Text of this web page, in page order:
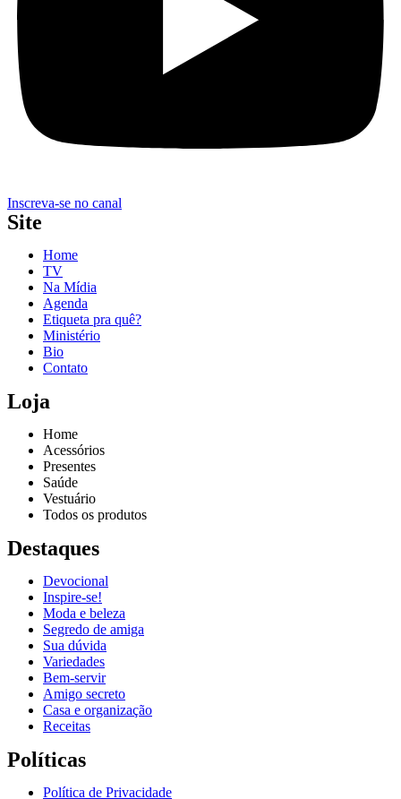
Inscreva-se no canal
Site
Home
TV
Na Mídia
Agenda
Etiqueta pra quê?
Ministério
Bio
Contato
Loja
Home
Acessórios
Presentes
Saúde
Vestuário
Todos os produtos
Destaques
Devocional
Inspire-se!
Moda e beleza
Segredo de amiga
Sua dúvida
Variedades
Bem-servir
Amigo secreto
Casa e organização
Receitas
Políticas
Política de Privacidade